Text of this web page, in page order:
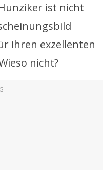
ist nicht
ihren exzellenten
nicht?